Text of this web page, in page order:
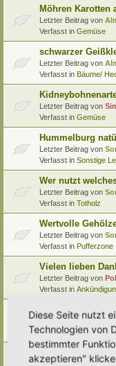
Möhren Karotten
Letzter Beitrag von
Verfasst in Gemüse
schwarzer
Letzter Beitrag von
Verfasst in Bäume/
Letzter Beitrag von
Verfasst in Gemüse
Hummelburg
Letzter Beitrag von
Verfasst in Sonstige
Wer nutzt
Letzter Beitrag von
Verfasst in Totholz
Wertvolle
Letzter Beitrag von
Verfasst in Pufferzone
Vielen lieben
Letzter Beitrag von
Verfasst in
Pflanzenportrait
Letzter Beitrag von
Verfasst in
Video
Letzter Beitrag von
Diese Seite nutzt
Technologien von
bestimmter
akzeptieren"